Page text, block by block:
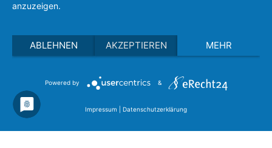
anzuzeigen.
ABLEHNEN AKZEPTIEREN MEHR
Powered by &
Impressum Datenschutzerklärung